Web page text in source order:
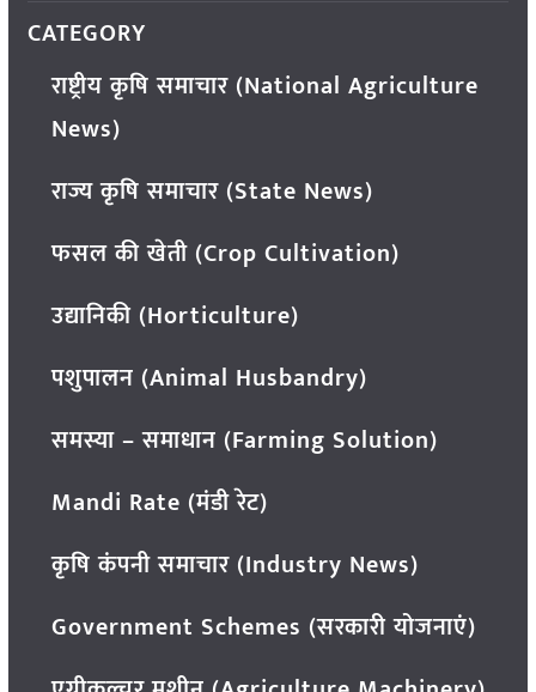
CATEGORY
राष्ट्रीय कृषि समाचार (National Agriculture
News)
राज्य कृषि समाचार (State News)
फसल की खेती (Crop Cultivation)
उद्यानिकी (Horticulture)
पशुपालन (Animal Husbandry)
समस्या – समाधान (Farming Solution)
Mandi Rate (मंडी रेट)
कृषि कंपनी समाचार (Industry News)
Government Schemes (सरकारी योजनाएं)